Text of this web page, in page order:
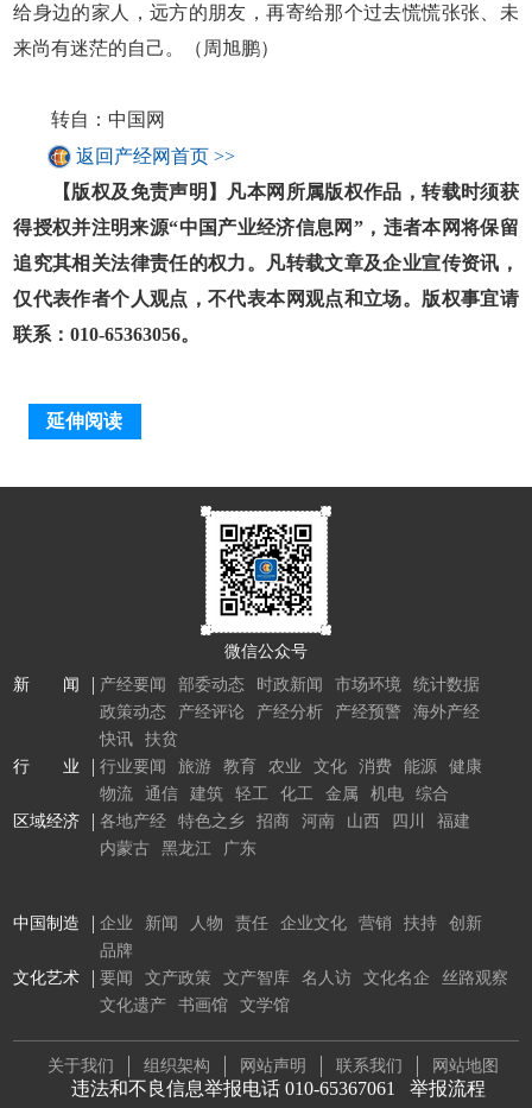
给身边的家人，远方的朋友，再寄给那个过去慌慌张张、未
来尚有迷茫的自己。（周旭鹏）
转自：中国网
返回产经网首页 >>
【版权及免责声明】凡本网所属版权作品，转载时须获
得授权并注明来源“中国产业经济信息网”，违者本网将保留
追究其相关法律责任的权力。凡转载文章及企业宣传资讯，
仅代表作者个人观点，不代表本网观点和立场。版权事宜请
联系：010-65363056。
延伸阅读
微信公众号
新 闻
产经要闻 部委动态 时政新闻 市场环境
统计数据
政策动态
产经评论 产经分析 产经预警
海外产经
快讯
扶贫
行 业
行业要闻 旅游 教育 农业 文化 消费 能源
健康
物流
通信 建筑 轻工 化工 金属 机电
综合
区域经济
各地产经 特色之乡 招商 河南 山西 四川
福建
内蒙古
黑龙江 广东
中国制造 企业 新闻 人物 责任 企业文化 营销 扶持
创新
品牌
文化艺术
要闻 文产政策 文产智库 名人访 文化名企
丝路观察
文化遗产
书画馆 文学馆
关于我们 组织架构 网站声明 联系我们 网站地图
违法和不良信息举报电话 010-65367061 举报流程